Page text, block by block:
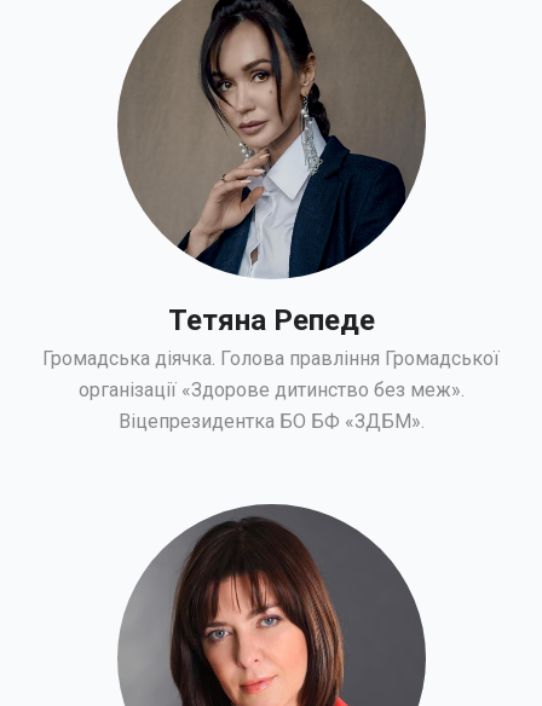
Тетяна Репеде
Громадська діячка. Голова правління Громадської
організації «Здорове дитинство без меж».
Віцепрезидентка БО БФ «ЗДБМ».